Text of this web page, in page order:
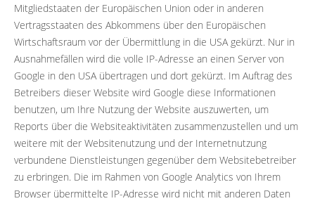
Mitgliedstaaten der Europäischen Union oder in anderen
Vertragsstaaten des Abkommens über den Europäischen
Wirtschaftsraum vor der Übermittlung in die USA gekürzt. Nur in
Ausnahmefällen wird die volle IP-Adresse an einen Server von
Google in den USA übertragen und dort gekürzt. Im Auftrag des
Betreibers dieser Website wird Google diese Informationen
benutzen, um Ihre Nutzung der Website auszuwerten, um
Reports über die Websiteaktivitäten zusammenzustellen und um
weitere mit der Websitenutzung und der Internetnutzung
verbundene Dienstleistungen gegenüber dem Websitebetreiber
zu erbringen. Die im Rahmen von Google Analytics von Ihrem
Browser übermittelte IP-Adresse wird nicht mit anderen Daten